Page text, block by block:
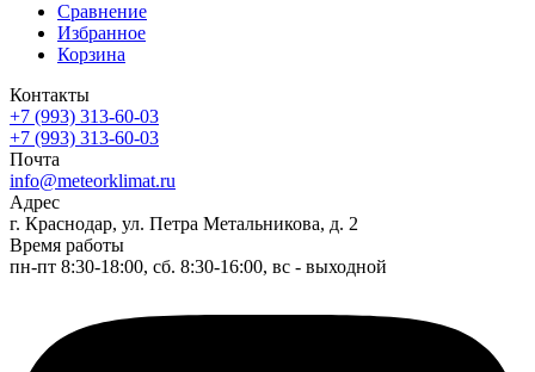
Сравнение
Избранное
Корзина
Контакты
+7 (993) 313-60-03
+7 (993) 313-60-03
Почта
info@meteorklimat.ru
Адрес
г. Краснодар, ул. Петра Метальникова, д. 2
Время работы
пн-пт 8:30-18:00, сб. 8:30-16:00, вс - выходной